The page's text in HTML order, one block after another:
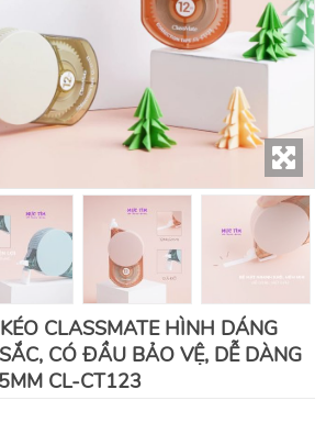
CLASSMATE HÌNH DÁNG
CÓ ĐẦU BẢO VỆ, DỄ DÀNG
CL-CT123